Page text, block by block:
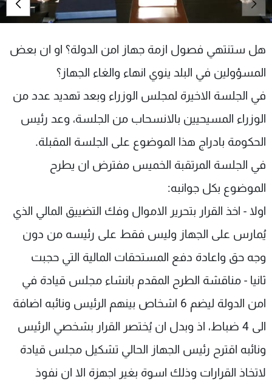
هل ستنتهي فصول ازمة جهاز امن الدولة؟ او ان بعض
المسؤولين في البلد ينوي انهاء والغاء الجهاز؟
في الجلسة الاخيرة لمجلس الوزراء وبعد تهديد عدد من
الوزراء المسيحيين بالانسحاب من الجلسة، وعد رئيس
الحكومة بادراج هذا الموضوع على الجلسة المقبلة.
في الجلسة المرتقبة الخميس مفترض ان يطرح
الموضوع بكل جوانبه:
اولا - اخذ القرار بتحرير الاموال وفك التضييق المالي الذي
يُمارس على الجهاز وليس فقط على رئيسه من دون
وجه حق واعادة دفع المستحقات المالية التي حجبت
ثانيا - مناقشة الطرح المقدم بانشاء مجلس قيادة في
امن الدولة ليضم 6 اشخاص بينهم الرئيس ونائبه اضافة
الى 4 ضباط، اذ وبدل ان يُختصر القرار بشخصي الرئيس
ونائبه اقترح رئيس الجهاز الحالي تشكيل مجلس قيادة
لاتخاذ القرارات وذلك اسوة بغير اجهزة الا ان نفوذ
شاهد البرامج
عن MTV
لاعلاناتكم
وظائف
تواصل معنا
شروط الإسـتخدام